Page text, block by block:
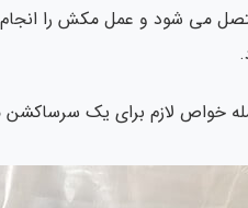
می شود و عمل مکش را انجام
لازم برای یک سرساکشن